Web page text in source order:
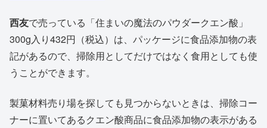
西友で売っている「住まいの魔法のパウダークエン酸」
300g入り432円（税込）は、パッケージに食品添加物の表
記があるので、掃除用としてだけではなく食用としても使
うことができます。
製菓材料売り場を探しても見つからないときは、掃除コー
ナーに置いてあるクエン酸商品に食品添加物の表示がある